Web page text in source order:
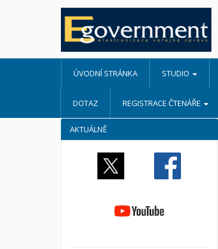
ÚVODNÍ STRÁNKA STUDIO
DOTAZ REGISTRACE ČTENÁŘE
AKTUÁLNĚ